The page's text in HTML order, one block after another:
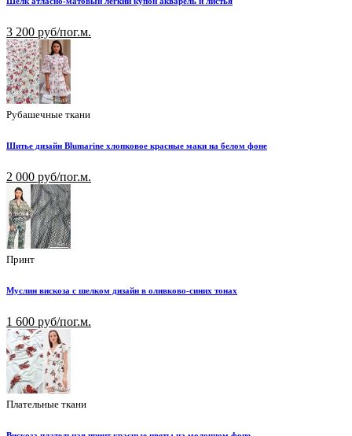
3 200 руб/пог.м.
Рубашечные ткани
Шитье дизайн Blumarine хлопковое красные маки на белом фоне
2 000 руб/пог.м.
Принт
Муслин вискоза с шелком дизайн в оливково-синих тонах
1 600 руб/пог.м.
Плательные ткани